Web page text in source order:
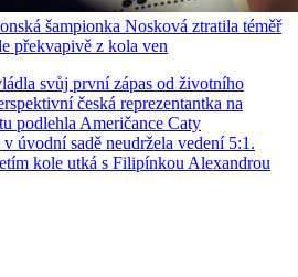
šampionka Nosková ztratila téměř
překvapivě z kola ven
svůj první zápas od životního
česká reprezentantka na
podlehla Američance Caty
úvodní sadě neudržela vedení 5:1.
kole utká s Filipínkou Alexandrou